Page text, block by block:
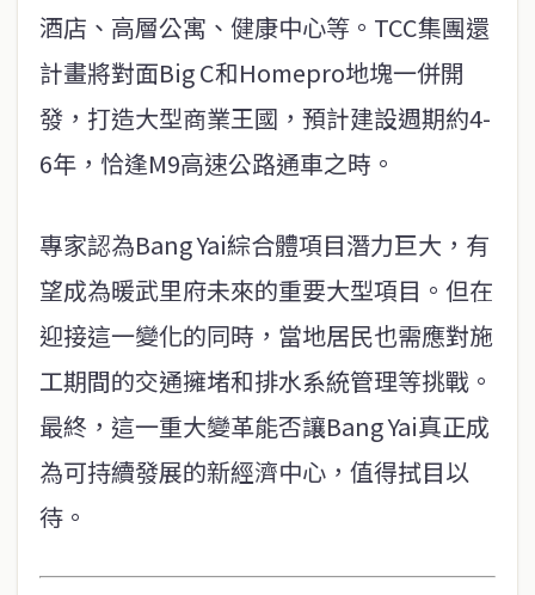
酒店、高層公寓、健康中心等。TCC集團還
計畫將對面Big C和Homepro地塊一併開
發，打造大型商業王國，預計建設週期約4-
6年，恰逢M9高速公路通車之時。
專家認為Bang Yai綜合體項目潛力巨大，有
望成為暖武里府未來的重要大型項目。但在
迎接這一變化的同時，當地居民也需應對施
工期間的交通擁堵和排水系統管理等挑戰。
最終，這一重大變革能否讓Bang Yai真正成
為可持續發展的新經濟中心，值得拭目以
待。